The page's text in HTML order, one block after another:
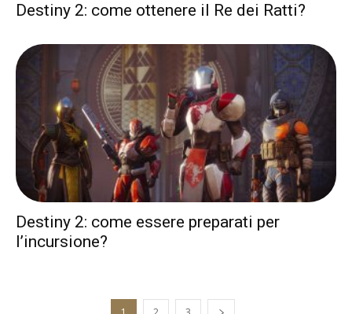
Destiny 2: come ottenere il Re dei Ratti?
Destiny 2: come essere preparati per
l’incursione?